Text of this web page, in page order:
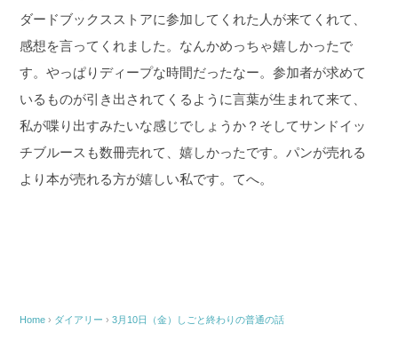
ダードブックスストアに参加してくれた人が来てくれて、
感想を言ってくれました。なんかめっちゃ嬉しかったで
す。やっぱりディープな時間だったなー。参加者が求めて
いるものが引き出されてくるように言葉が生まれて来て、
私が喋り出すみたいな感じでしょうか？ そしてサンドイッ
チブルースも数冊売れて、嬉しかったです。パンが売れる
より本が売れる方が嬉しい私です。てへ。
Home › ダイアリー ›3月10日（金）しごと終わりの普通の話